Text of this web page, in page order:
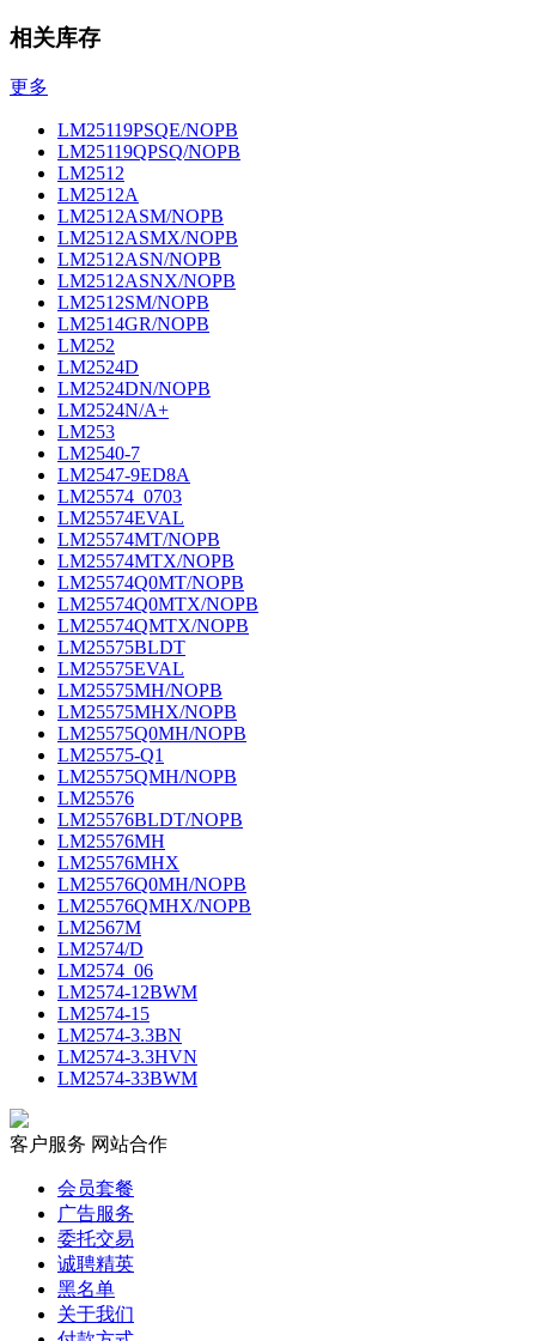
相关库存
更多
LM25119PSQE/NOPB
LM25119QPSQ/NOPB
LM2512
LM2512A
LM2512ASM/NOPB
LM2512ASMX/NOPB
LM2512ASN/NOPB
LM2512ASNX/NOPB
LM2512SM/NOPB
LM2514GR/NOPB
LM252
LM2524D
LM2524DN/NOPB
LM2524N/A+
LM253
LM2540-7
LM2547-9ED8A
LM25574_0703
LM25574EVAL
LM25574MT/NOPB
LM25574MTX/NOPB
LM25574Q0MT/NOPB
LM25574Q0MTX/NOPB
LM25574QMTX/NOPB
LM25575BLDT
LM25575EVAL
LM25575MH/NOPB
LM25575MHX/NOPB
LM25575Q0MH/NOPB
LM25575-Q1
LM25575QMH/NOPB
LM25576
LM25576BLDT/NOPB
LM25576MH
LM25576MHX
LM25576Q0MH/NOPB
LM25576QMHX/NOPB
LM2567M
LM2574/D
LM2574_06
LM2574-12BWM
LM2574-15
LM2574-3.3BN
LM2574-3.3HVN
LM2574-33BWM
客户服务 网站合作
会员套餐
广告服务
委托交易
诚聘精英
黑名单
关于我们